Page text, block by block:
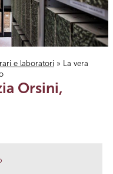
e laboratori » La vera
Orsini,